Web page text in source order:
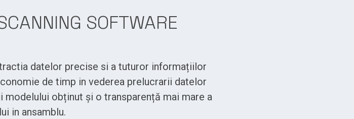
SOFTWARE
datelor precise si a tuturor informațiilor
de timp in vederea prelucrarii datelor
obținut și o transparență mai mare a
in ansamblu.